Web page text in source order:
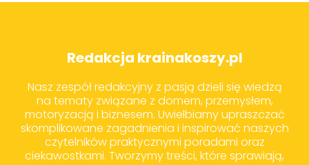
Redakcja krainakoszy.pl
Nasz zespół redakcyjny z pasją dzieli się wiedzą
na tematy związane z domem, przemysłem,
motoryzacją i biznesem. Uwielbiamy upraszczać
skomplikowane zagadnienia i inspirować naszych
czytelników praktycznymi poradami oraz
ciekawostkami. Tworzymy treści, które sprawiają,